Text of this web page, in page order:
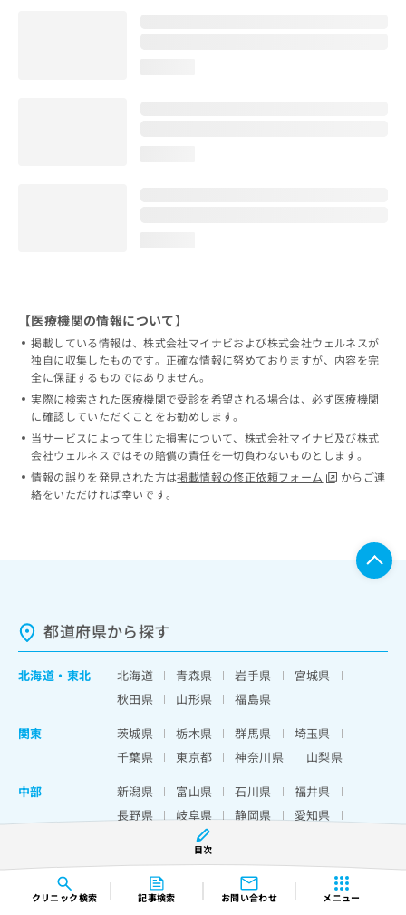
クリニック検索 記事検索 お問い合わせ メニュー
目次
【医療機関の情報について】
掲載している情報は、株式会社マイナビおよび株式会社ウェルネスが
独自に収集したものです。正確な情報に努めておりますが、内容を完
全に保証するものではありません。
実際に検索された医療機関で受診を希望される場合は、必ず医療機関
に確認していただくことをお勧めします。
当サービスによって生じた損害について、株式会社マイナビ及び株式
会社ウェルネスではその賠償の責任を一切負わないものとします。
情報の誤りを発見された方は掲載情報の修正依頼フォーム
からご連
絡をいただければ幸いです。
都道府県から探す
北海道 ・ 東北 北海道 青森県 岩手県
宮城県
秋田県
山形県
福島県
関東
茨城県 栃木県 群馬県
埼玉県
千葉県
東京都 神奈川県
山梨県
中部
新潟県 富山県 石川県
福井県
長野県
岐阜県 静岡県
愛知県
近畿
滋賀県 大阪府
兵庫県
奈良県
和歌山県